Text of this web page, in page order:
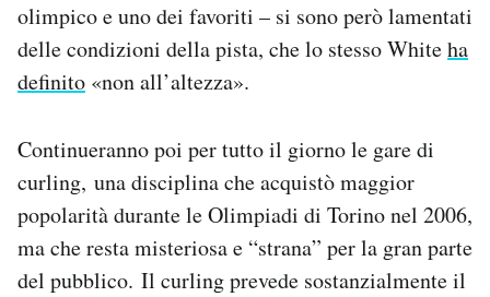
olimpico e uno dei favoriti – si sono però lamentati
delle condizioni della pista, che lo stesso Whiteha
definito «non all’altezza».
Continueranno poi per tutto il giorno le gare di
curling, una disciplina che acquistò maggior
popolarità durante le Olimpiadi di Torino nel 2006,
ma che resta misteriosa e “strana” per la gran parte
del pubblico. Il curling prevede sostanzialmente il